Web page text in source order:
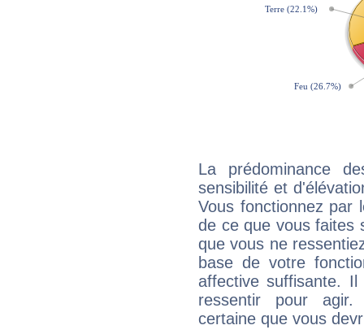
La prédominance
sensibilité et
Vous fonctionnez
de ce que vous faites
que vous ne
base de votre
affective suffisante.
ressentir pour agir.
certaine que vous